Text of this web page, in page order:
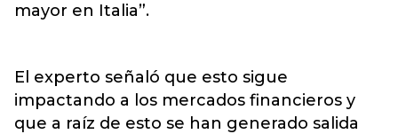
mayor en Italia”.
El experto señaló que esto sigue
impactando a los mercados financieros y
que a raíz de esto se han generado salida